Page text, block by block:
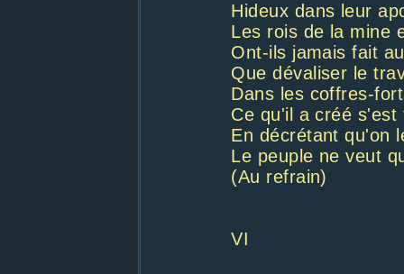
Hideux dans leur
Les rois de la mine
Ont-ils jamais fait
Que dévaliser le
Dans les coffres-
Ce qu'il a créé s'est
En décrétant qu'on
Le peuple ne veut
(Au refrain)
VI